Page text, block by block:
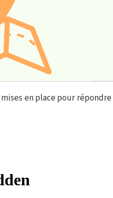
en place pour répondre